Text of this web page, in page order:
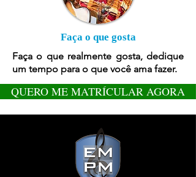
Faça o que gosta
Faça o que realmente gosta, dedique
um tempo para o que você ama fazer.
QUERO ME MATRÍCULAR AGORA